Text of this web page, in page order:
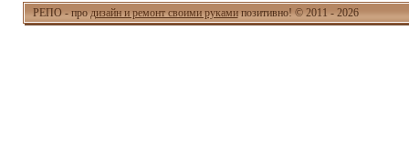
РЕПО - продизайн и ремонт своими рукамипозитивно! © 2011 - 2026